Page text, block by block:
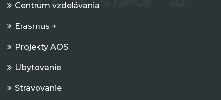
Centrum vzdelávania
Erasmus +
Projekty AOS
Ubytovanie
Stravovanie